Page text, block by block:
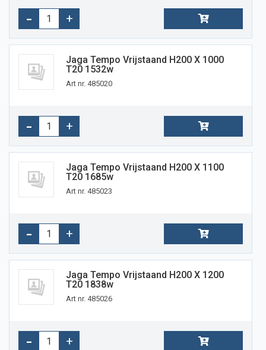
Jaga Tempo Vrijstaand H200 X 1000
T20 1532w
Art nr. 485020
Jaga Tempo Vrijstaand H200 X 1100
T20 1685w
Art nr. 485023
Jaga Tempo Vrijstaand H200 X 1200
T20 1838w
Art nr. 485026